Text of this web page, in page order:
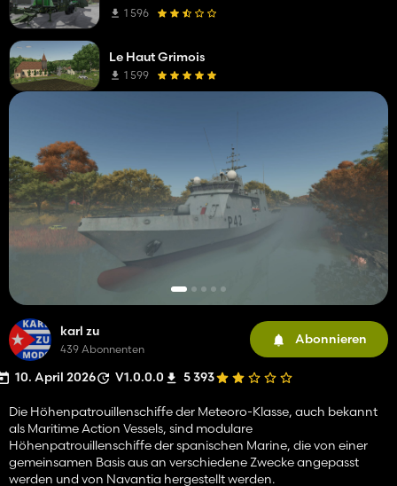
karl zu
439 Abonnenten
Abonnieren
10. April 2026 V1.0.0.0 5 393
Die Höhenpatrouillenschiffe der Meteoro-Klasse, auch bekannt
als Maritime Action Vessels, sind modulare
Höhenpatrouillenschiffe der spanischen Marine, die von einer
gemeinsamen Basis aus an verschiedene Zwecke angepasst
werden und von Navantia hergestellt werden.
1 596
Le Haut Grimois
1 599